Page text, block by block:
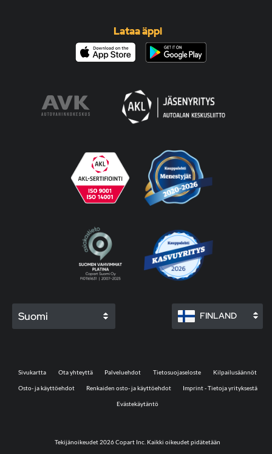
Lataa äppi
Suomi FINLAND
Tekijänoikeudet 2026 Copart Inc. Kaikki oikeudet pidätetään
Sivukartta Ota yhteyttä Palveluehdot Tietosuojaseloste Kilpailusäännöt
Osto- ja käyttöehdot Renkaiden osto- ja käyttöehdot Imprint - Tietoja yrityksestä
Evästekäytäntö